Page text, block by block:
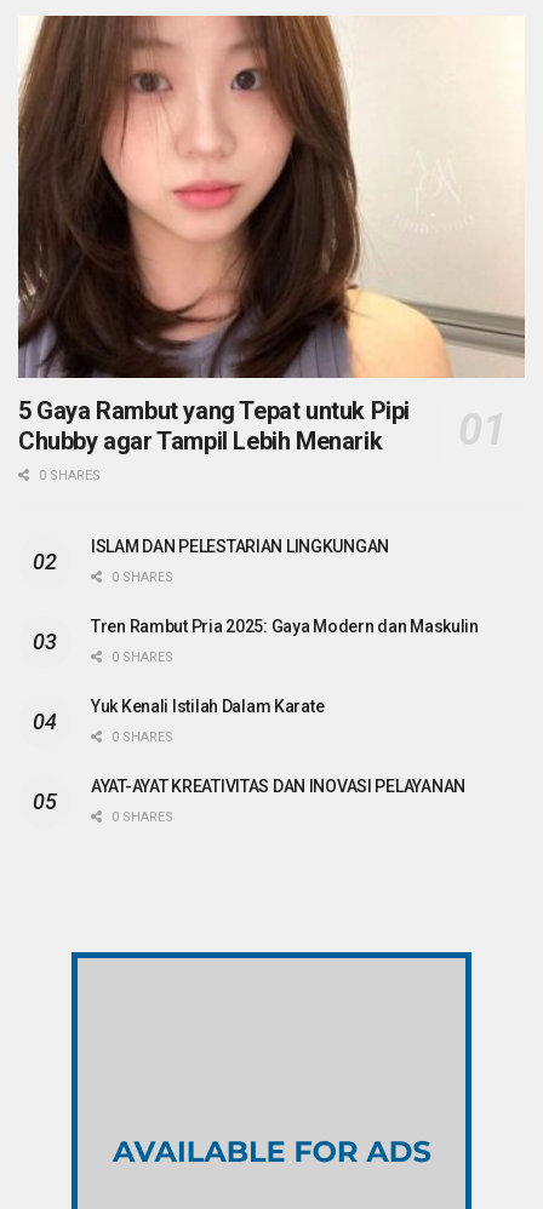
5 Gaya Rambut yang Tepat untuk Pipi
Chubby agar Tampil Lebih Menarik
0 SHARES
ISLAM DAN PELESTARIAN LINGKUNGAN
0 SHARES
Tren Rambut Pria 2025: Gaya Modern dan Maskulin
0 SHARES
Yuk Kenali Istilah Dalam Karate
0 SHARES
AYAT-AYAT KREATIVITAS DAN INOVASI PELAYANAN
0 SHARES